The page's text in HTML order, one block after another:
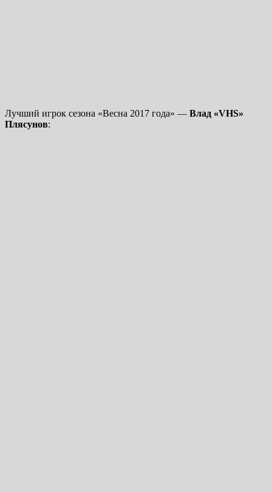
Лучший игрок сезона «Весна 2017 года» — Влад «VHS»
Плясунов: